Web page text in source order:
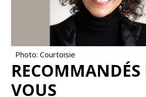
Photo: Courtoisie
RECOMMANDÉS
VOUS